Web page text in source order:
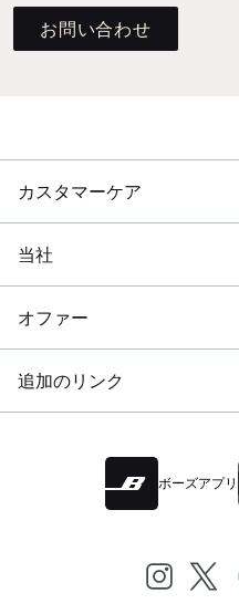
お問い合わせ
カスタマーケア
当社
オファー
追加のリンク
ボーズアプリ